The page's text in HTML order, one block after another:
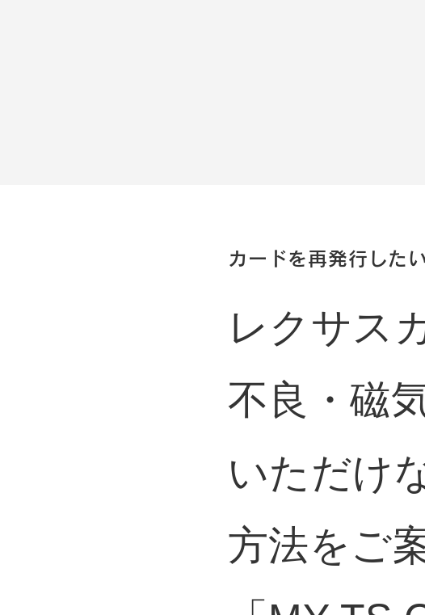
カードを再発行した
レクサス
不良・磁
いただけ
方法をご